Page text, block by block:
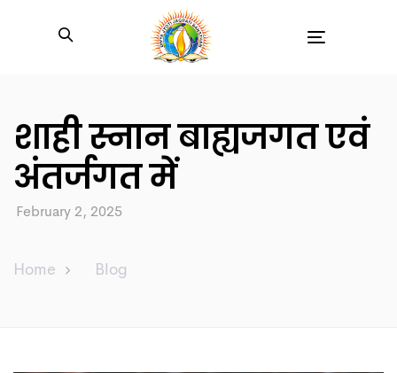
शाही स्नान बाह्यजगत एवं
अंतर्जगत में
February 2, 2025
Home Blog